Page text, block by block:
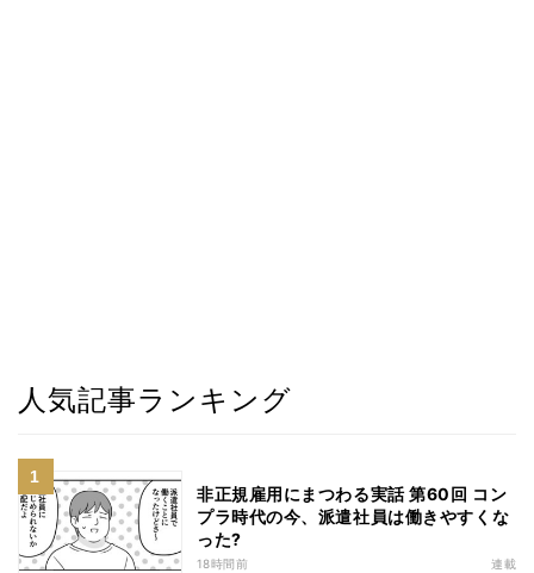
人気記事ランキング
非正規雇用にまつわる実話 第60回 コン
プラ時代の今、派遣社員は働きやすくな
った?
18時間前 連載